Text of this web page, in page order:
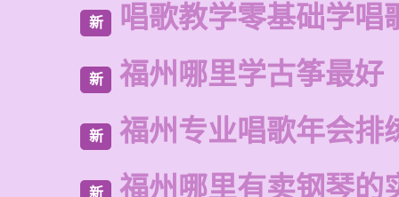
新 唱歌教学零基础学唱
新 福州哪里学古筝最好
新 福州专业唱歌年会排
新 福州哪里有卖钢琴的